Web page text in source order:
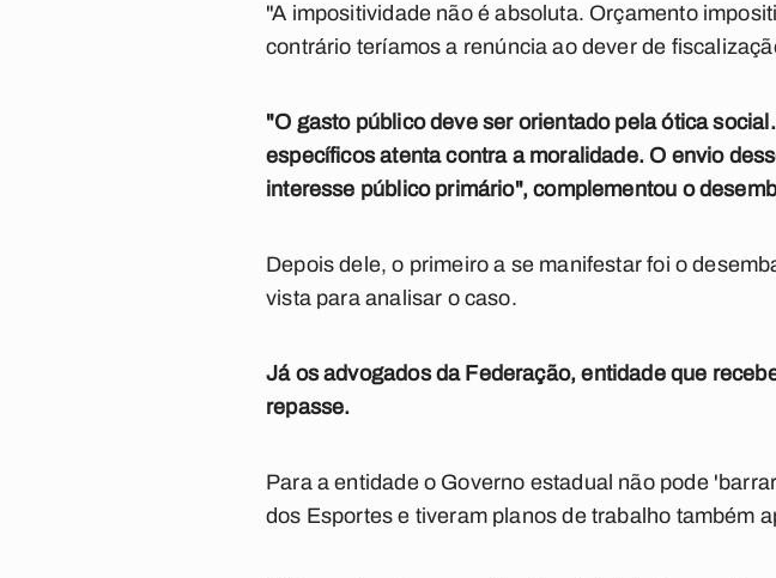
"A impositividade não é absoluta. Orçamento
contrário teríamos a renúncia ao dever de
"O gasto público deve ser orientado pela ótica
específicos atenta contra a moralidade. O envio
interesse público primário", complementou o
Depois dele, o primeiro a se manifestar foi o
vista para analisar o caso.
Já os advogados da Federação, entidade que
repasse.
Para a entidade o Governo estadual não pode
dos Esportes e tiveram planos de trabalho também